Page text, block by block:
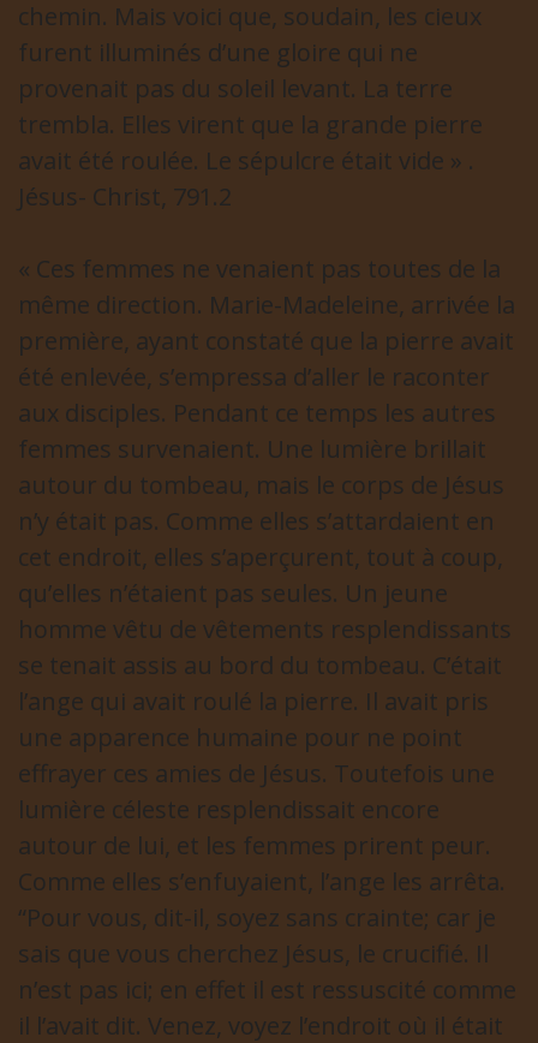
chemin. Mais voici que, soudain, les cieux
furent illuminés d’une gloire qui ne
provenait pas du soleil levant. La terre
trembla. Elles virent que la grande pierre
avait été roulée. Le sépulcre était vide » .
Jésus- Christ, 791.2
« Ces femmes ne venaient pas toutes de la
même direction. Marie-Madeleine, arrivée la
première, ayant constaté que la pierre avait
été enlevée, s’empressa d’aller le raconter
aux disciples. Pendant ce temps les autres
femmes survenaient. Une lumière brillait
autour du tombeau, mais le corps de Jésus
n’y était pas. Comme elles s’attardaient en
cet endroit, elles s’aperçurent, tout à coup,
qu’elles n’étaient pas seules. Un jeune
homme vêtu de vêtements resplendissants
se tenait assis au bord du tombeau. C’était
l’ange qui avait roulé la pierre. Il avait pris
une apparence humaine pour ne point
effrayer ces amies de Jésus. Toutefois une
lumière céleste resplendissait encore
autour de lui, et les femmes prirent peur.
Comme elles s’enfuyaient, l’ange les arrêta.
“Pour vous, dit-il, soyez sans crainte; car je
sais que vous cherchez Jésus, le crucifié. Il
n’est pas ici; en effet il est ressuscité comme
il l’avait dit. Venez, voyez l’endroit où il était